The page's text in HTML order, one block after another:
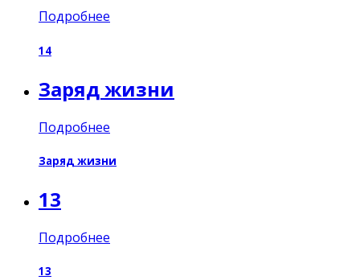
Подробнее
14
Заряд жизни
Подробнее
Заряд жизни
13
Подробнее
13